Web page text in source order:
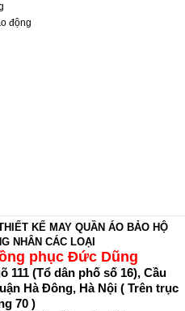
động
KẾ MAY QUẦN ÁO BẢO HỘ
NHÂN CÁC LOẠI
phục Đức Dũng
111 (Tổ dân phố số 16), Cầu
Hà Đông, Hà Nội ( Trên trục
70 )